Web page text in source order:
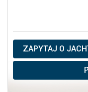
ZAPYTAJ O